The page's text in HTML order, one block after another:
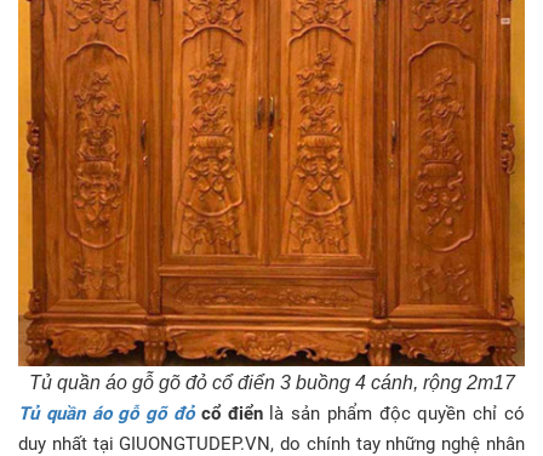
Tủ quần áo gỗ gõ đỏ cổ điển​ 3 buồng 4 cánh, rộng 2m17
Tủ quần áo gỗ gõ đỏcổ điểnlà sản phẩm độc quyền chỉ có
duy nhất tại GIUONGTUDEP.VN, do chính tay những nghệ nhân